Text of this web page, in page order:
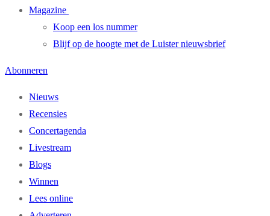
Magazine
Koop een los nummer
Blijf op de hoogte met de Luister nieuwsbrief
Abonneren
Nieuws
Recensies
Concertagenda
Livestream
Blogs
Winnen
Lees online